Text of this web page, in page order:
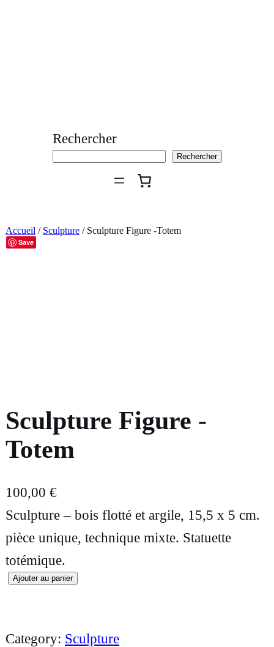
Rechercher
Rechercher
Save
Accueil / Sculpture/ Sculpture Figure -Totem
Sculpture Figure -
Totem
100,00 €
Sculpture – bois flotté et argile, 15,5 x 5 cm.
pièce unique, technique mixte. Statuette
totémique.
qAjouter au panier
Category: Sculpture